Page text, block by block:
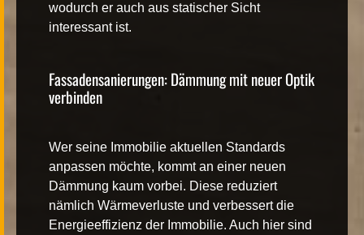
wodurch er auch aus statischer Sicht
interessant ist.
Fassadensanierungen: Dämmung mit neuer Optik
verbinden
Wer seine Immobilie aktuellen Standards
anpassen möchte, kommt an einer neuen
Dämmung kaum vorbei. Diese reduziert
nämlich Wärmeverluste und verbessert die
Energieeffizienz der Immobilie. Auch hier sind